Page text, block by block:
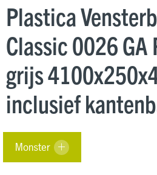
Plastica
Classic 0026 GA
grijs
inclusief
Monster